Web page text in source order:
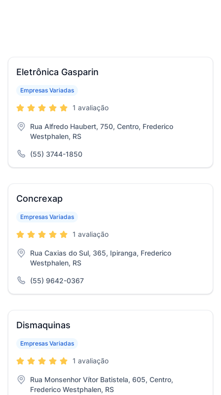
Eletrônica Gasparin
Empresas Variadas
1 avaliação
Rua Alfredo Haubert, 750, Centro, Frederico
Westphalen, RS
(55) 3744-1850
Concrexap
Empresas Variadas
1 avaliação
Rua Caxias do Sul, 365, Ipiranga, Frederico
Westphalen, RS
(55) 9642-0367
Dismaquinas
Empresas Variadas
1 avaliação
Rua Monsenhor Vítor Batistela, 605, Centro,
Frederico Westphalen, RS